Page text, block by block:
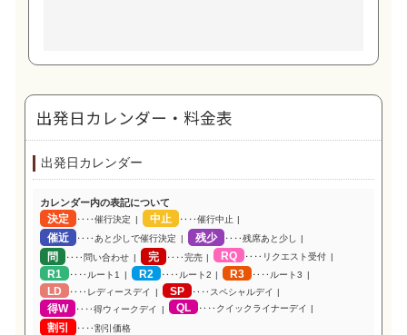
出発日カレンダー・料金表
出発日カレンダー
カレンダー内の表記について
決定 ‥‥催行決定 中止 ‥‥催行中止
催近 ‥‥あと少しで催行決定 残少 ‥‥残席あと少し
問 ‥‥問い合わせ 完 ‥‥完売 RQ ‥‥リクエスト受付
R1 ‥‥ルート1 R2 ‥‥ルート2 R3 ‥‥ルート3
LD ‥‥レディースデイ SP ‥‥スペシャルデイ
得W ‥‥得ウィークデイ QL ‥‥クイックライナーデイ
割引 ‥‥割引価格